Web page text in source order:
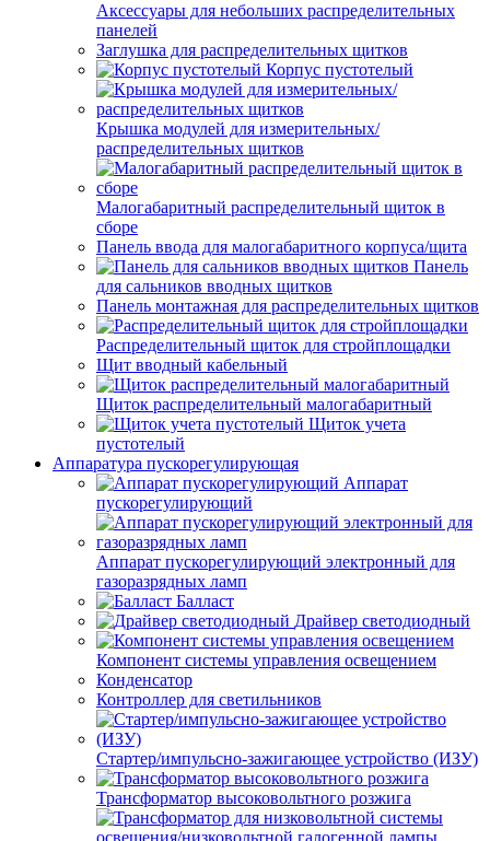
Аксессуары для небольших распределительных
панелей
Заглушка для распределительных щитков
Корпус пустотелый
Крышка модулей для измерительных/
распределительных щитков
Малогабаритный распределительный щиток в
сборе
Панель ввода для малогабаритного корпуса/щита
Панель
для сальников вводных щитков
Панель монтажная для распределительных щитков
Распределительный щиток для стройплощадки
Щит вводный кабельный
Щиток распределительный малогабаритный
Щиток учета
пустотелый
Аппаратура пускорегулирующая
Аппарат
пускорегулирующий
Аппарат пускорегулирующий электронный для
газоразрядных ламп
Балласт
Драйвер светодиодный
Компонент системы управления освещением
Конденсатор
Контроллер для светильников
Стартер/импульсно-зажигающее устройство (ИЗУ)
Трансформатор высоковольтного розжига